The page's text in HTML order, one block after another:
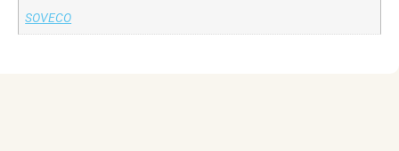
SOVECO